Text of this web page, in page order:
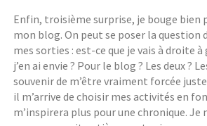
Enfin, troisième surprise, je bouge bien
mon blog. On peut se poser la question
mes sorties : est-ce que je vais à droite à
j’en ai envie ? Pour le blog ? Les deux ?
souvenir de m’être vraiment forcée
il m’arrive de choisir mes activités en
m’inspirera plus pour une chronique. Je